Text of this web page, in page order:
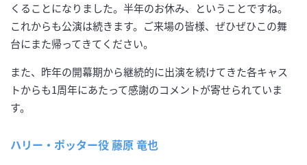
くることになりました。半年のお休み、ということですね。
これからも公演は続きます。ご来場の皆様、ぜひぜひこの舞
台にまた帰ってきてください。
また、昨年の開幕期から継続的に出演を続けてきた各キャス
トからも1周年にあたって感謝のコメントが寄せられていま
す。
ハリー・ポッター役 藤原 竜也